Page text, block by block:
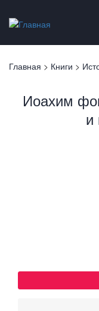
основному
содержанию
Вы
Главная > Книги >
Иоахим
и